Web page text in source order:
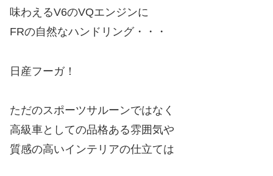
味わえるV6のVQエンジンに
FRの自然なハンドリング・・・
日産フーガ！
ただのスポーツサルーンではなく
高級車としての品格ある雰囲気や
質感の高いインテリアの仕立ては